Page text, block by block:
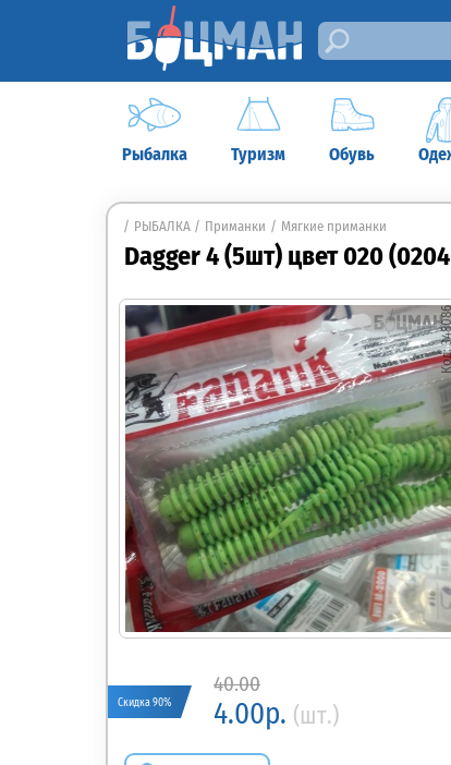
Рыбалка Туризм Обувь
РЫБАЛКА Приманки Мягкие приманки
Dagger 4 (5шт) цвет 020
348086
Скидка 90%
40.00
4.00р. (шт.)